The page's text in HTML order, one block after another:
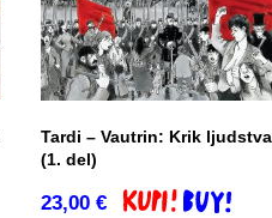
Tardi – Vautrin: Krik ljudstva
(1. del)
23,00 €
Dodaj v košarico